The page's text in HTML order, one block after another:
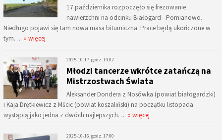
17 października rozpoczęło się frezowanie
nawierzchni na odcinku Białogard - Pomianowo.
Niedługo pojawi się tam nowa masa bitumiczna. Prace będą ukończone w
tym… » więcej
2025-10-17, godz. 14:07
Młodzi tancerze wkrótce zatańczą na
Mistrzostwach Świata
Aleksander Dondera z Nosówka (powiat białogardzki)
i Kaja Drętkiewicz z Mścic (powiat koszaliński) na początku listopada
wystąpią jako jedna z dwóch najlepszych… » więcej
2025-10-16, godz. 17:00